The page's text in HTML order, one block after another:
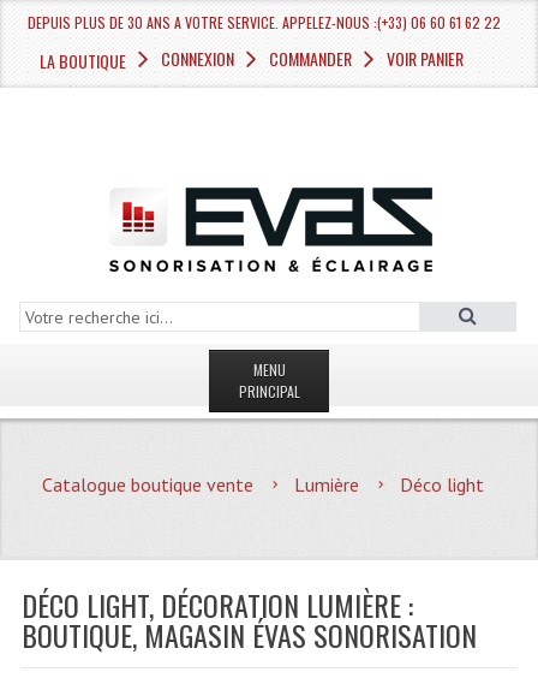
DEPUIS PLUS DE 30 ANS A VOTRE SERVICE. APPELEZ-NOUS :(+33) 06 60 61 62 22
LA BOUTIQUE CONNEXION COMMANDER VOIR PANIER
MENU
PRINCIPAL
MAGASIN
Plan Acces, Horaires.
Catalogue boutique vente Lumière Déco light
DÉCO LIGHT, DÉCORATION LUMIÈRE :
BOUTIQUE, MAGASIN ÉVAS SONORISATION